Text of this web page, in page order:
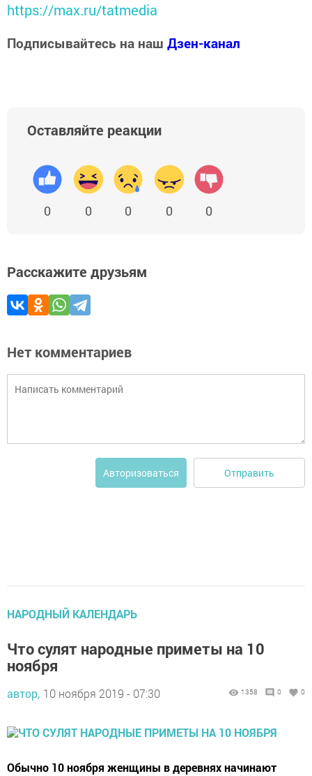
https://max.ru/tatmedia
Подписывайтесь на наш Дзен-канал
Оставляйте реакции
0 0 0 0 0
Расскажите друзьям
Нет комментариев
Авторизоваться Отправить
НАРОДНЫЙ КАЛЕНДАРЬ
Что сулят народные приметы на 10
ноября
автор, 10 ноября 2019 - 07:30 1358 0 0
Обычно 10 ноября женщины в деревнях начинают